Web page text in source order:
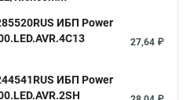
ИБП Power
27,64 ₽
ИБП Power